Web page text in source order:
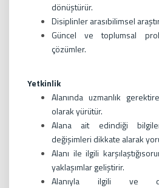
dönüştürür.
Disiplinler arasıbilimsel
Güncel ve toplumsal
çözümler.
Yetkinlik
Alanında uzmanlık
olarak yürütür.
Alana ait edindiği
değişimleri dikkate alarak
Alanı ile ilgili
yaklaşımlar geliştirir.
Alanıyla ilgili ve